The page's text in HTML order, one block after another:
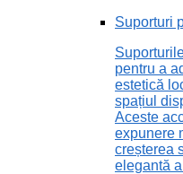
Suporturi
pentru a
estetică
spațiul
Aceste
expunere
creșterea
elegantă